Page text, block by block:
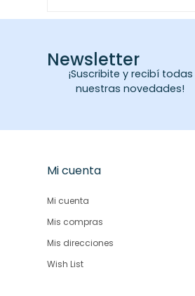
Newsletter
¡Suscribite y recibí todas
nuestras novedades!
Mi cuenta
Mi cuenta
Mis compras
Mis direcciones
Wish List